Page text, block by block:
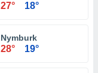
27° 18°
Nymburk
28° 19°